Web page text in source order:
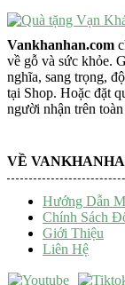
Vankhanhan.com
về gỗ và sức khỏe.
nghĩa, sang trọng,
tại Shop. Hoặc đặt
người nhận trên
VỀ
Hướng Dẫn
Chính Sách
Giới Thiệu
Liên Hệ